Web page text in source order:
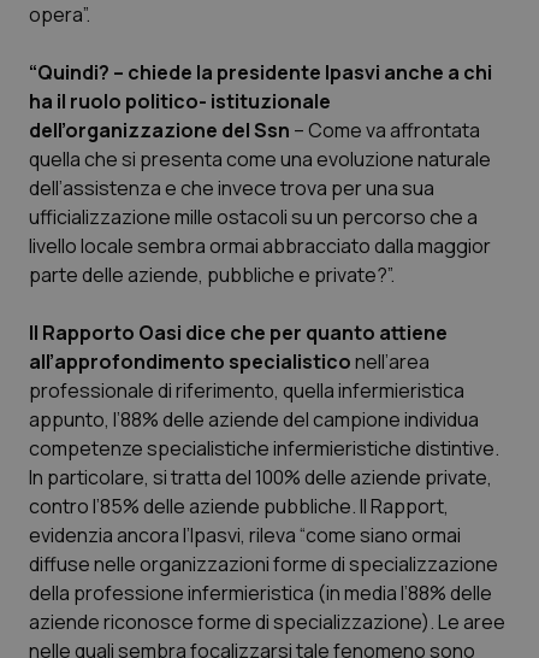
Marche
Molise
Piemonte
Provincia Autonoma di Bolzano
Provincia Autonoma di Trento
Puglia
Sardegna
Sicilia
Toscana
Umbria
Donna & Salute
Epatiti
HIV
Infezioni & Febbre
Ipertensione & Scompenso
Malattie rare
Malattia di Crohn & Rettocolite Ulcerosa
Neuroscienze & patologie neurodegenerative
Obesità
Oftalmologia
opera”.
“Quindi? – chiede la presidente Ipasvi anche a chi
ha il ruolo politico- istituzionale
dell’organizzazione del Ssn – Come va affrontata
quella che si presenta come una evoluzione naturale
dell’assistenza e che invece trova per una sua
ufficializzazione mille ostacoli su un percorso che a
livello locale sembra ormai abbracciato dalla maggior
parte delle aziende, pubbliche e private?”.
Il Rapporto Oasi dice che per quanto attiene
all’approfondimento specialisticonell’area
professionale di riferimento, quella infermieristica
appunto, l’88% delle aziende del campione individua
competenze specialistiche infermieristiche distintive.
In particolare, si tratta del 100% delle aziende private,
contro l’85% delle aziende pubbliche. Il Rapport,
evidenzia ancora l’Ipasvi, rileva “come siano ormai
diffuse nelle organizzazioni forme di specializzazione
della professione infermieristica (in media l’88% delle
aziende riconosce forme di specializzazione). Le aree
nelle quali sembra focalizzarsi tale fenomeno sono